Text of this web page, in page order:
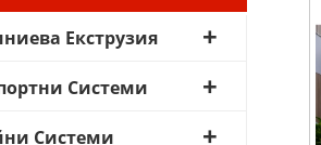
Екструзия
Системи
Системи